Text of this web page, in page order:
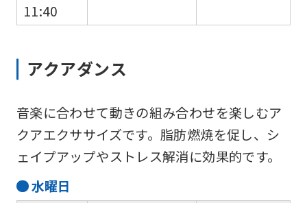
11:40
アクアダンス
音楽に合わせて動きの組み合わせを楽しむア
クアエクササイズです。脂肪燃焼を促し、シ
ェイプアップやストレス解消に効果的です。
水曜日
it
may
not
be